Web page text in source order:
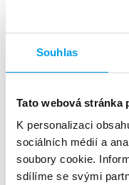
Souhlas
Tato webová stránka
K personalizaci
sociálních médií a
soubory cookie.
sdílíme se svými